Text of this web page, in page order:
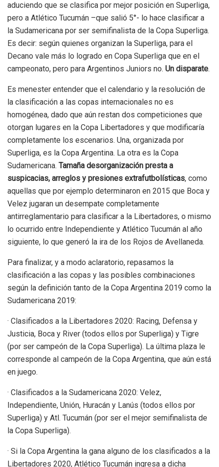
aduciendo que se clasifica por mejor posición en Superliga,
pero a Atlético Tucumán –que salió 5°- lo hace clasificar a
la Sudamericana por ser semifinalista de la Copa Superliga.
Es decir: según quienes organizan la Superliga, para el
Decano vale más lo logrado en Copa Superliga que en el
campeonato, pero para Argentinos Juniors no. Un disparate.
Es menester entender que el calendario y la resolución de
la clasificación a las copas internacionales no es
homogénea, dado que aún restan dos competiciones que
otorgan lugares en la Copa Libertadores y que modificaría
completamente los escenarios. Una, organizada por
Superliga, es la Copa Argentina. La otra es la Copa
Sudamericana. Tamaña desorganización presta a
suspicacias, arreglos y presiones extrafutbolísticas, como
aquellas que por ejemplo determinaron en 2015 que Boca y
Velez jugaran un desempate completamente
antirreglamentario para clasificar a la Libertadores, o mismo
lo ocurrido entre Independiente y Atlético Tucumán al año
siguiente, lo que generó la ira de los Rojos de Avellaneda.
Para finalizar, y a modo aclaratorio, repasamos la
clasificación a las copas y las posibles combinaciones
según la definición tanto de la Copa Argentina 2019 como la
Sudamericana 2019:
· Clasificados a la Libertadores 2020: Racing, Defensa y
Justicia, Boca y River (todos ellos por Superliga) y Tigre
(por ser campeón de la Copa Superliga). La última plaza le
corresponde al campeón de la Copa Argentina, que aún está
en juego.
· Clasificados a la Sudamericana 2020: Velez,
Independiente, Unión, Huracán y Lanús (todos ellos por
Superliga) y Atl. Tucumán (por ser el mejor semifinalista de
la Copa Superliga).
· Si la Copa Argentina la gana alguno de los clasificados a la
Libertadores 2020, Atlético Tucumán ingresa a dicha